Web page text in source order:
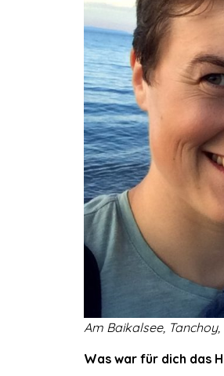
Am Baikalsee, Tanchoy,
Was war für dich das